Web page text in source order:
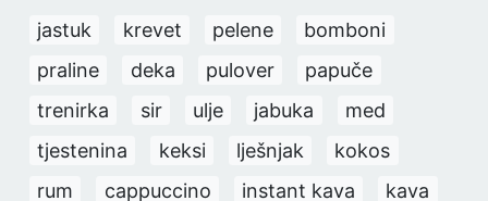
jastuk krevet pelene
bomboni
praline
deka pulover
papuče
trenirka
sir ulje jabuka
med
tjestenina
keksi lješnjak
kokos
rum
cappuccino instant kava
kava